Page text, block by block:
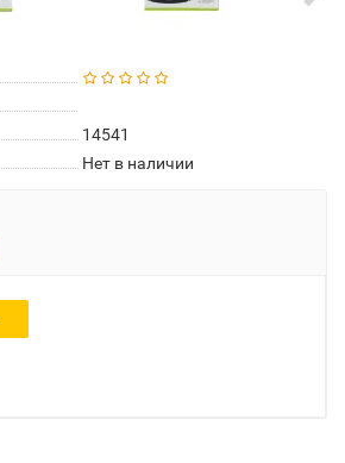
14541
Нет в наличии